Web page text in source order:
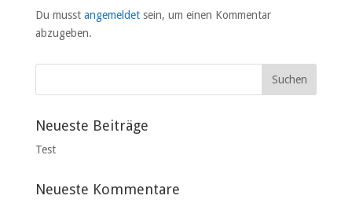
Du musst angemeldetsein, um einen Kommentar
abzugeben.
Neueste Beiträge
Test
Neueste Kommentare